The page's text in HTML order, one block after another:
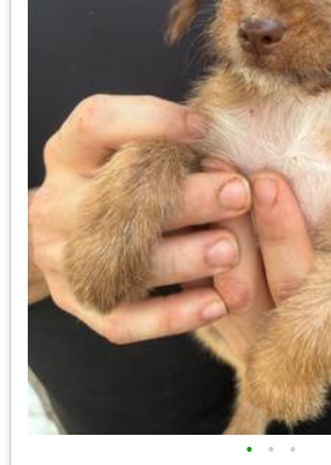
• • •